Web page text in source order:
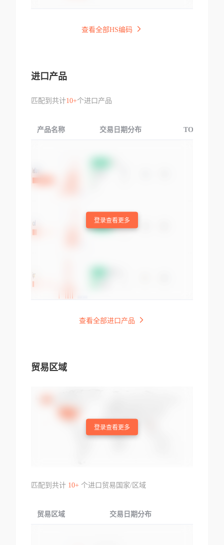
查看全部HS编码
进口产品
匹配到共计10+个进口产品
产品名称 交易日期分布 TOP3交易国
登录查看更多
查看全部进口产品
贸易区域
登录查看更多
匹配到共计 10+个进口贸易国家/区域
贸易区域 交易日期分布